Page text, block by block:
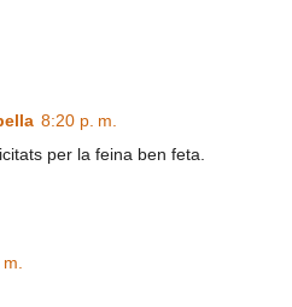
8:20 p. m.
per la feina ben feta.